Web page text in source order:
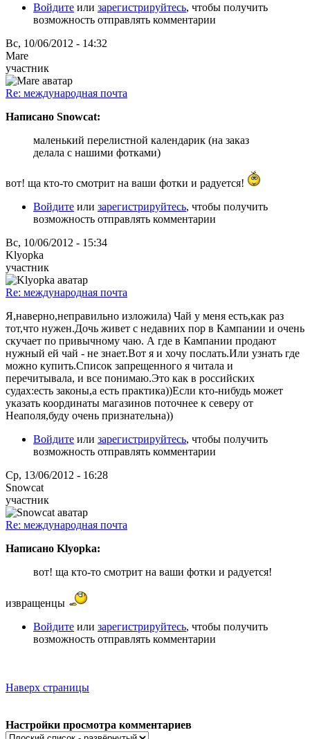
Войдите или зарегистрируйтесь, чтобы получить
возможность отправлять комментарии
Вс, 10/06/2012 - 14:32
Mare
участник
Re: международная почта
Написано Snowcat:
маленький перелистной календарик (на заказ
делала с нашими фотками)
вот! ща кто-то смотрит на ваши фотки и радуется!
Войдите или зарегистрируйтесь, чтобы получить
возможность отправлять комментарии
Вс, 10/06/2012 - 15:34
Klyopka
участник
Re: международная почта
Я,наверно,неправильно изложила) Чай у меня есть,как раз
тот,что нужен.Дочь живет с недавних пор в Кампании и очень
скучает по привычному чаю. А где в Кампании продают
нужный ей чай - не знает.Вот я и хочу послать.Или узнать где
можно купить.Список запрещенного я читала и
перечитывала, и все понимаю.Это как в российских
судах:есть законы,а есть практика))Если кто-нибудь может
указать координаты магазинов поточнее к северу от
Неаполя,буду очень признательна))
Войдите или зарегистрируйтесь, чтобы получить
возможность отправлять комментарии
Ср, 13/06/2012 - 16:28
Snowcat
участник
Re: международная почта
Написано Klyopka:
вот! ща кто-то смотрит на ваши фотки и радуется!
извращенцы
Войдите или зарегистрируйтесь, чтобы получить
возможность отправлять комментарии
Наверх страницы
Настройки просмотра комментариев